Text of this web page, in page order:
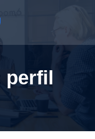
perfil